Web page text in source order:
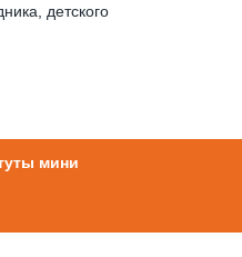
детского
мини